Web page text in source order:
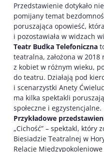
Przedstawienie dotykało
pomijany temat
poruszająca opowieść,
i pozostawiała w widzach
Teatr Budka Telefoniczna
teatralna, założona w 2018
z kobiet w różnym wieku,
do teatru. Działają pod
i scenarzystki Anety
ma kilka spektakli
społeczne i egzystencjalne.
Przykładowe
„Cichość” – spektakl, który
Biesiadzie Teatralnej w
Relacje Międzypokoleniowe